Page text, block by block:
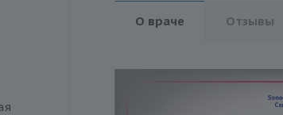
О враче Отзывы